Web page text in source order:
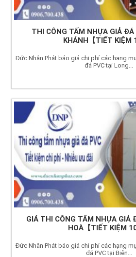
THI CÔNG TẤM NHỰA GIẢ ĐÁ
KHÁNH【TIẾT KIỆM
Đức Nhân Phát báo giá chi phí các hạng
đá PVC tại Long...
GIÁ THI CÔNG TẤM NHỰA GIẢ
HOÀ【TIẾT KIỆM
Đức Nhân Phát báo giá chi phí các hạng
đá PVC tại Biên...